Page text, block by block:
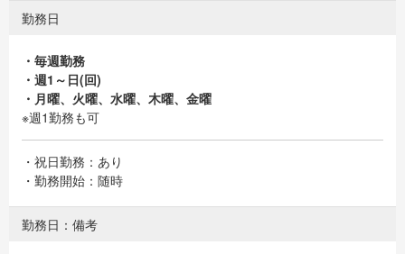
勤務日
・毎週勤務
・週1～日(回)
・月曜、火曜、水曜、木曜、金曜
※週1勤務も可
・祝日勤務：あり
・勤務開始：随時
勤務日：備考